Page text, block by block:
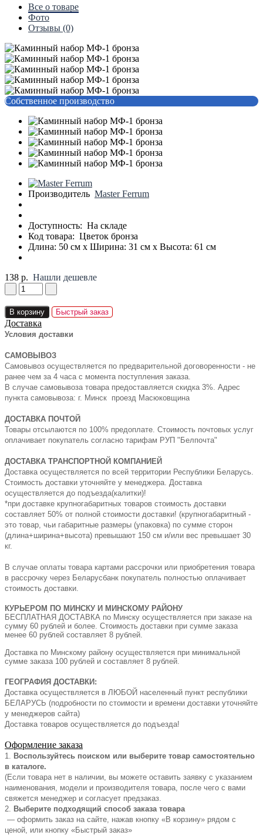
Все о товаре
Фото
Отзывы (0)
Собственное производство
Производитель Master Ferrum
Доступность: На складе
Код товара: Цветок бронза
Длина: 50 см x Ширина: 31 см x Высота: 61 см
138 р. Нашли дешевле
В корзину Быстрый заказ
Доставка
Условия доставки
САМОВЫВОЗ
Самовывоз осуществляется по предварительной договоренности - не
ранее чем за 4 часа с момента поступления заказа.
В случае самовывоза товара предоставляется скидка 3%. Адрес
пункта самовывоза: г. Минск проезд Масюковщина
ДОСТАВКА ПОЧТОЙ
Товары отсылаются по 100% предоплате. Стоимость почтовых услуг
оплачивает покупатель согласно тарифам РУП "Белпочта"
ДОСТАВКА ТРАНСПОРТНОЙ КОМПАНИЕЙ
Доставка осуществляется по всей территории Республики Беларусь.
Стоимость доставки уточняйте у менеджера. Доставка
осуществляется до подъезда(калитки)!
*при доставке крупногабаритных товаров стоимость доставки
составляет 50% от полной стоимости доставки! (крупногабаритный -
это товар, чьи габаритные размеры (упаковка) по сумме сторон
(длина+ширина+высота) превышают 150 см и/или вес превышает 30
кг.
В случае оплаты товара картами рассрочки или приобретения товара
в рассрочку через Беларусбанк покупатель полностью оплачивает
стоимость доставки.
КУРЬЕРОМ ПО МИНСКУ И МИНСКОМУ РАЙОНУ
БЕСПЛАТНАЯ ДОСТАВКА по Минску осуществляется при заказе на
сумму 60 рублей и более. Стоимость доставки при сумме заказа
менее 60 рублей составляет 8 рублей.
Доставка по Минскому району осуществляется при минимальной
сумме заказа 100 рублей и составляет 8 рублей.
ГЕОГРАФИЯ ДОСТАВКИ:
Доставка осуществляется в ЛЮБОЙ населенный пункт республики
БЕЛАРУСЬ (подробности по стоимости и времени доставки уточняйте
у менеджеров сайта)
Доставка товаров осуществляется до подъезда!
Оформление заказа
1.
Воспользуйтесь поиском или выберите товар самостоятельно
в каталоге.
(Если товара нет в наличии, вы можете оставить заявку с указанием
наименования, модели и производителя товара, после чего с вами
свяжется менеджер и согласует предзаказ.
2.
Выберите подходящий способ заказа товара
— оформить заказ на сайте, нажав кнопку «В корзину» рядом с
ценой, или кнопку «Быстрый заказ»